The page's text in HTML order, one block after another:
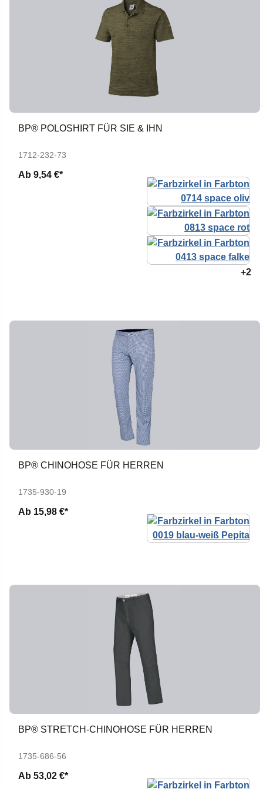
BP® POLOSHIRT FÜR SIE & IHN
1712-232-73
Ab 9,54 €*
+2
BP® CHINOHOSE FÜR HERREN
1735-930-19
Ab 15,98 €*
BP® STRETCH-CHINOHOSE FÜR HERREN
1735-686-56
Ab 53,02 €*